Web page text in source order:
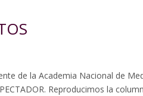
de la Academia Nacional de
Reproducimos la